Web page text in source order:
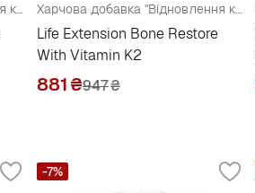
Харчова добавка "Відновлення кісток" Харчова добавка "Відновлення кісток з вітаміном К2"
Life Extension Bone Restore
With Vitamin K2
881₴947₴
-7%